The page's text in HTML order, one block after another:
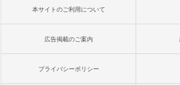
本サイトのご利用について
広告掲載のご案内
プライバシーポリシー